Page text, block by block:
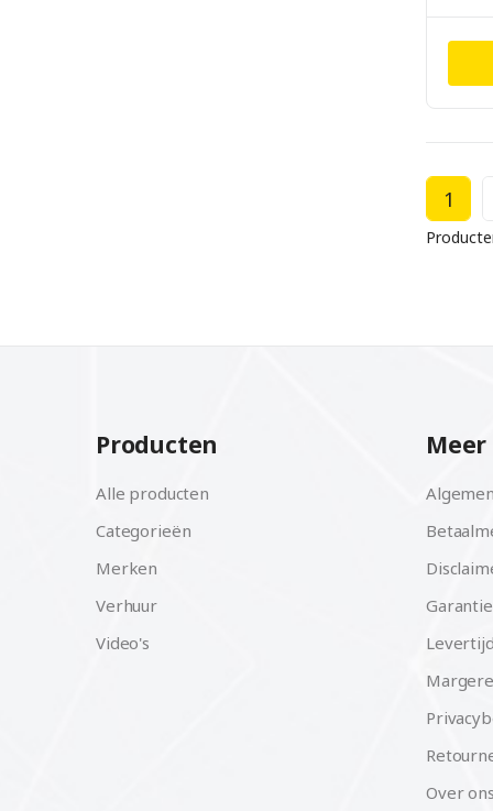
1
Producten
Alle producten
Categorieën
Merken
Verhuur
Video's
Over